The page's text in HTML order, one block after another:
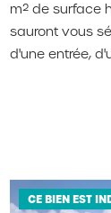
m² de surface
sauront vous
d'une entrée,
CE BIEN EST